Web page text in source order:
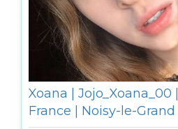
Xoana | Jojo_Xoana_00
France | Noisy-le-Grand